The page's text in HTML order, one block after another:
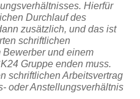
Hierfür
Durchlauf des
zusätzlich, und das ist
schriftlichen
und einem
Gruppe enden muss.
schriftlichen Arbeitsvertrag
oder Anstellungsverhältnis